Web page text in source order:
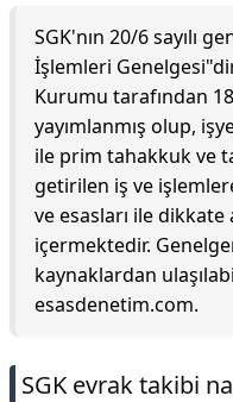
SGK'nın 20/6 sayılı
İşlemleri
Kurumu tarafından
yayımlanmış olup,
ile prim tahakkuk ve
getirilen iş ve
ve esasları ile dikkate
içermektedir.
kaynaklardan
esasdenetim.com.
SGK evrak takibi